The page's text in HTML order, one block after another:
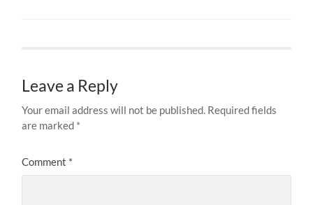
Leave a Reply
Your email address will not be published. Required fields
are marked *
Comment *